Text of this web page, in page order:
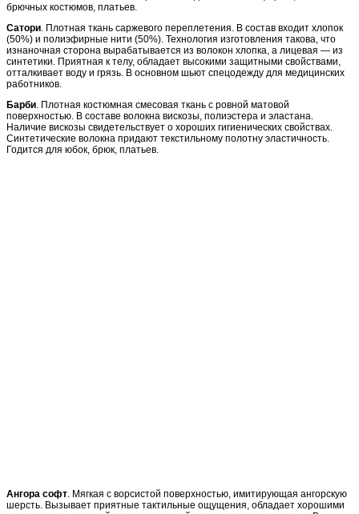
брючных костюмов, платьев.
Сатори. Плотная ткань саржевого переплетения. В состав входит хлопок
(50%) и полиэфирные нити (50%). Технология изготовления такова, что
изнаночная сторона вырабатывается из волокон хлопка, а лицевая — из
синтетики. Приятная к телу, обладает высокими защитными свойствами,
отталкивает воду и грязь. В основном шьют спецодежду для медицинских
работников.
Барби. Плотная костюмная смесовая ткань с ровной матовой
поверхностью. В составе волокна вискозы, полиэстера и эластана.
Наличие вискозы свидетельствует о хороших гигиенических свойствах.
Синтетические волокна придают текстильному полотну эластичность.
Годится для юбок, брюк, платьев.
Ангора софт. Мягкая с ворсистой поверхностью, имитирующая ангорскую
шерсть. Вызывает приятные тактильные ощущения, обладает хорошими